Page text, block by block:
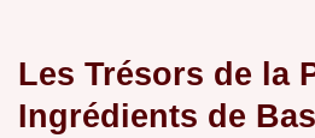
Les Trésors de la
Ingrédients de